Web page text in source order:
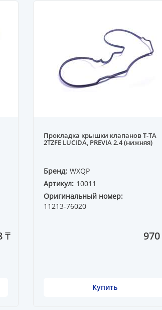
₸
Прокладка крышки клапанов T-TA
2TZFE LUCIDA, PREVIA 2.4 (нижняя)
Бренд: WXQP
Артикул: 10011
Оригинальный номер:
11213-76020
Купить